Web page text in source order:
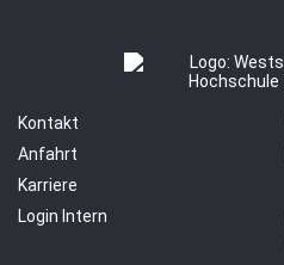
Kontakt
Anfahrt
Karriere
Login Intern